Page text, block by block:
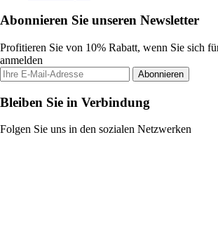
Abonnieren Sie unseren Newsletter
Profitieren Sie von 10% Rabatt, wenn Sie sich
anmelden
Abonnieren
Bleiben Sie in Verbindung
Folgen Sie uns in den sozialen Netzwerken